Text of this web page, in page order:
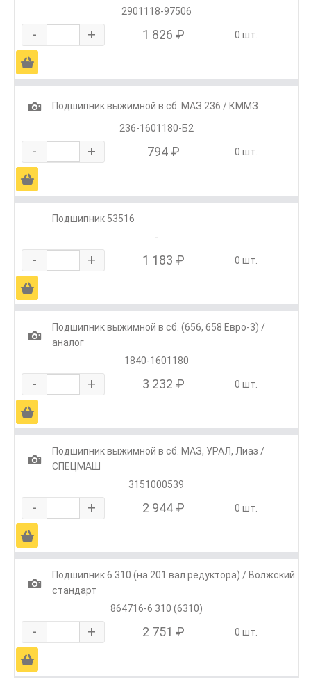
2901118-97506
- + 1 826 ₽ 0 шт.
Ä
1
Подшипник выжимной в сб. МАЗ 236 / КММЗ
236-1601180-Б2
- + 794 ₽ 0 шт.
Ä
Подшипник 53516
-
- + 1 183 ₽ 0 шт.
Ä
1
Подшипник выжимной в сб. (656, 658 Евро-3) /
аналог
1840-1601180
- + 3 232 ₽ 0 шт.
Ä
1
Подшипник выжимной в сб. МАЗ, УРАЛ, Лиаз /
СПЕЦМАШ
3151000539
- + 2 944 ₽ 0 шт.
Ä
1
Подшипник 6 310 (на 201 вал редуктора) / Волжский
стандарт
864716-6 310 (6310)
- + 2 751 ₽ 0 шт.
Ä